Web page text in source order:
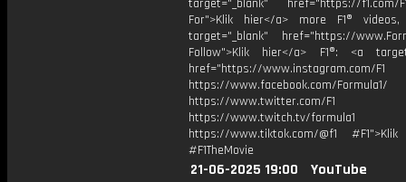
target="_blank" href="https://f1.com/
For">Klik hier</a> more F1®
target="_blank" href="https://
Follow">Klik hier</a> F1®: <a
href="https://www.instagram.com/F1
https://www.facebook.com/Formula1/
https://www.twitter.com/F1
https://www.twitch.tv/formula1
https://www.tiktok.com/@f1
#F1TheMovie
21-06-2025 19:00
YouTube